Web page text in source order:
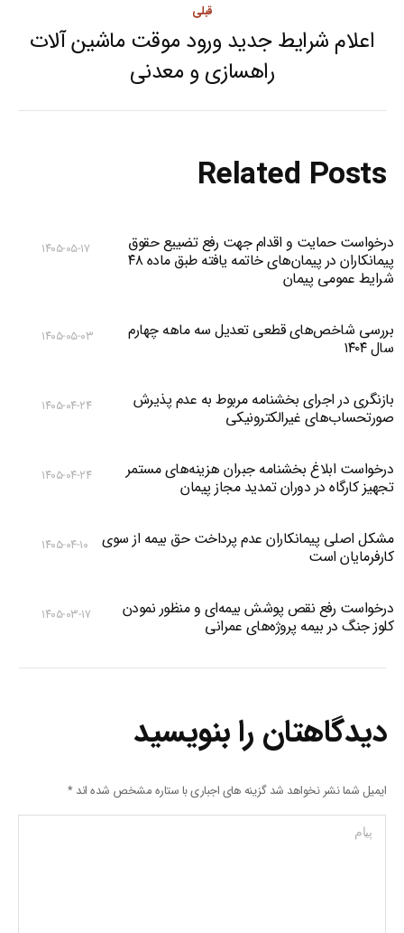
قبلی
Previous
post:
اعلام شرایط جدید ورود موقت ماشین آلات
راهسازی و معدنی
Related Posts
درخواست حمایت و اقدام جهت رفع تضییع حقوق
پیمانکاران در پیمان‌های خاتمه یافته طبق ماده ۴۸
شرایط عمومی پیمان
۱۴۰۵-۰۵-۱۷
بررسی شاخص‌های قطعی تعدیل سه ماهه چهارم
سال ۱۴۰۴
۱۴۰۵-۰۵-۰۳
بازنگری در اجرای بخشنامه مربوط به عدم پذیرش
صورتحساب‌های غیرالکترونیکی
۱۴۰۵-۰۴-۲۴
درخواست ابلاغ بخشنامه جبران هزینه‌های مستمر
تجهیز کارگاه در دوران تمدید مجاز پیمان
۱۴۰۵-۰۴-۲۴
مشکل اصلی پیمانکاران عدم پرداخت حق بیمه از سوی
کارفرمایان است
۱۴۰۵-۰۴-۱۰
درخواست رفع نقص پوشش بیمه‌ای و منظور نمودن
کلوز جنگ در بیمه پروژه‌های عمرانی
۱۴۰۵-۰۳-۱۷
دیدگاهتان را بنویسید
ایمیل شما نشر نخواهد شد گزینه های اجباری با ستاره مشخص شده اند*
پیام